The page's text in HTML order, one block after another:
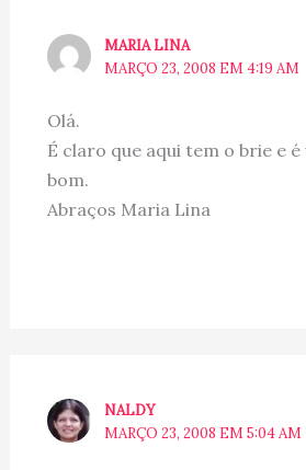
MARIA LINA
MARÇO 23, 2008 EM 4:19 AM
Olá.
É claro que aqui tem o brie e
bom.
Abraços Maria Lina
NALDY
MARÇO 23, 2008 EM 5:04 AM